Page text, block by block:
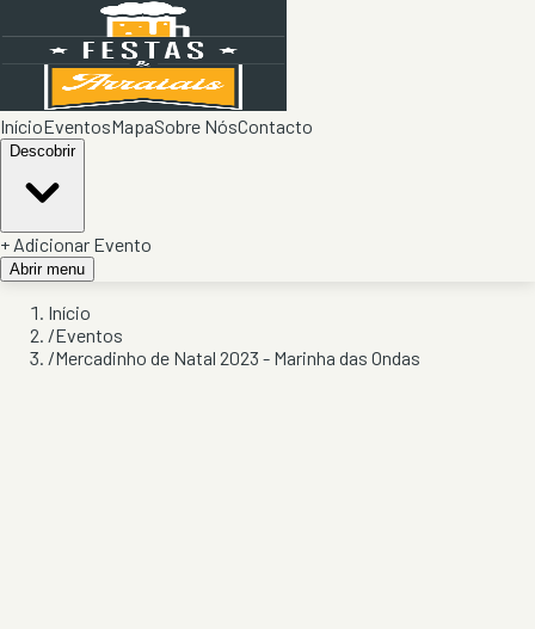
InícioEventosMapaSobre NósContacto
Descobrir
+ Adicionar Evento
Abrir menu
Início
/Eventos
/Mercadinho de Natal 2023 - Marinha das Ondas